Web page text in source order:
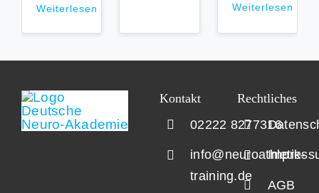
Weiterlesen Weiterlesen
Kontakt
02222 8277316
info@neuroathletik-
training.de
Rechtliches
AGB